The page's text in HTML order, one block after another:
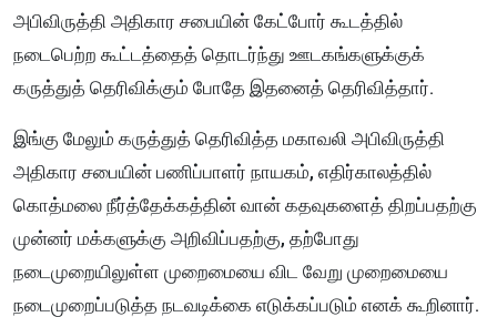
அபிவிருத்தி அதிகார சபையின் கேட்போர் கூடத்தில்
நடைபெற்ற கூட்டத்தைத் தொடர்ந்து ஊடகங்களுக்குக்
கருத்துத் தெரிவிக்கும் போதே இதனைத் தெரிவித்தார்.
இங்கு மேலும் கருத்துத் தெரிவித்த மகாவலி அபிவிருத்தி
அதிகார சபையின் பணிப்பாளர் நாயகம், எதிர்காலத்தில்
கொத்மலை நீர்த்தேக்கத்தின் வான் கதவுகளைத் திறப்பதற்கு
முன்னர் மக்களுக்கு அறிவிப்பதற்கு, தற்போது
நடைமுறையிலுள்ள முறைமையை விட வேறு முறைமையை
நடைமுறைப்படுத்த நடவடிக்கை எடுக்கப்படும் எனக் கூறினார்.